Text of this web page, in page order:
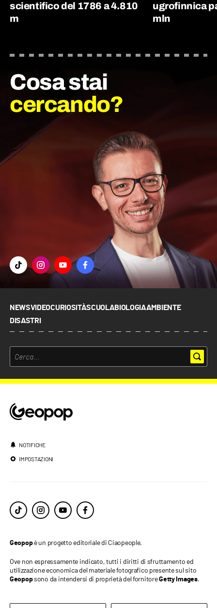
scientifico del 1786 a 4.810
m
ugrofinnica
mln
Cosa stai
cercando?
NEWSVIDEOCURIOSITÀSCUOLABIOLOGIAAMBIENTE
DISASTRI
NOTIFICHE
IMPOSTAZIONI
Geopopè un progetto editoriale di Ciaopeople.
Ove non espressamente indicato, tutti i diritti di sfruttamento ed
utilizzazione economica del materiale fotografico presente sul sito
Geopopsono da intendersi di proprietà del fornitoreGetty Images.